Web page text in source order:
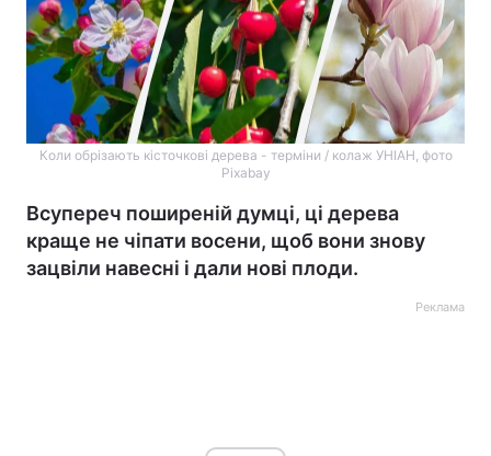
Коли обрізають кісточкові дерева - терміни / колаж УНІАН, фото
Pixabay
Всупереч поширеній думці, ці дерева
краще не чіпати восени, щоб вони знову
зацвіли навесні і дали нові плоди.
Реклама